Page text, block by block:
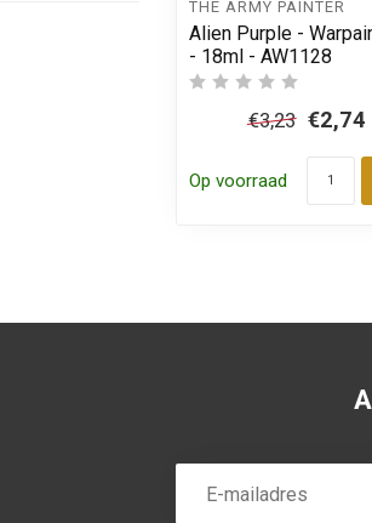
THE ARMY PAINTER
Alien Purple -
- 18ml - AW1128
€3,23 €2,74
Op voorraad